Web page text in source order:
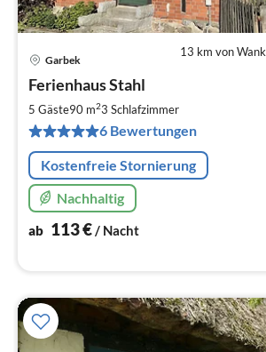
13 km von
Garbek
Ferienhaus Stahl
5 Gäste90 m23 Schlafzimmer
6 Bewertungen
Kostenfreie Stornierung
Nachhaltig
ab 113€/ Nacht